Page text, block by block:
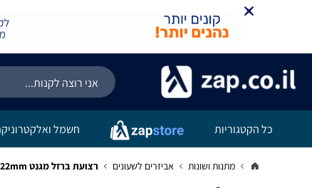
כל הקטגוריות חשמל
מתנות ושונות אביזרים לשעונים רצועת ברזל מגנט Milanese Quick Release 22mm כסוף